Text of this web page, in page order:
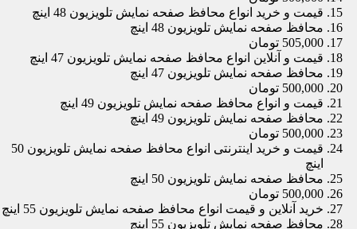
قیمت و خرید انواع محافظ صفحه نمایش تلویزیون 48 اینچ
محافظ صفحه نمایش تلویزیون 48 اینچ
505,000 تومان
قیمت و آنلاین انواع محافظ صفحه نمایش تلویزیون 47 اینچ
محافظ صفحه نمایش تلویزیون 47 اینچ
500,000 تومان
قیمت و انواع محافظ صفحه نمایش تلویزیون 49 اینچ
محافظ صفحه نمایش تلویزیون 49 اینچ
500,000 تومان
قیمت و خرید اینترنتی انواع محافظ صفحه نمایش تلویزیون 50
اینچ
محافظ صفحه نمایش تلویزیون 50 اینچ
500,000 تومان
خرید آنلاین و قیمت انواع محافظ صفحه نمایش تلویزیون 55 اینچ
محافظ صفحه نمایش تلویزیون 55 اینچ